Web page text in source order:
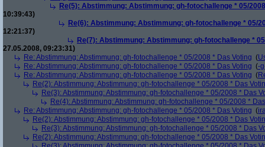
Re(5): Abstimmung: Abstimmung: gh-fotochallenge * 05/
10:39:43)
Re(6): Abstimmung: Abstimmung: gh-fotochallenge * 05/
12:21:37)
Re(7): Abstimmung: Abstimmung: gh-fotochallenge *
27.05.2008, 09:23:31)
Re: Abstimmung: Abstimmung: gh-fotochallenge * 05/2008 * Das Voting (
Re: Abstimmung: Abstimmung: gh-fotochallenge * 05/2008 * Das Voting (-
Re: Abstimmung: Abstimmung: gh-fotochallenge * 05/2008 * Das Voting (
Re(2): Abstimmung: Abstimmung: gh-fotochallenge * 05/2008 * Das
Re(3): Abstimmung: Abstimmung: gh-fotochallenge * 05/2008 * Das
Re(4): Abstimmung: Abstimmung: gh-fotochallenge * 05/2008 *
Re: Abstimmung: Abstimmung: gh-fotochallenge * 05/2008 * Das Voting (
Re(2): Abstimmung: Abstimmung: gh-fotochallenge * 05/2008 * Das
Re(3): Abstimmung: Abstimmung: gh-fotochallenge * 05/2008 * Das
Re(2): Abstimmung: Abstimmung: gh-fotochallenge * 05/2008 * Das